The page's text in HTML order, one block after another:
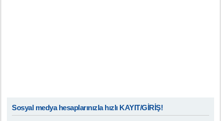
Sosyal medya hesaplarınızla hızlı KAYIT/GİRİŞ!